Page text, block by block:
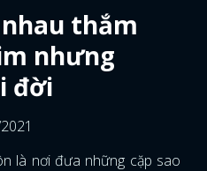
thắm
nhưng
đời
là nơi đưa những cặp sao